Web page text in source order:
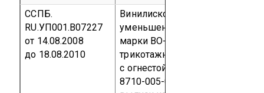
ССПБ.
RU.УП001.В07227
от 14.08.2008
до 18.08.2010
Винилискожа - Т обивочная
уменьшенной
марки ВО-ТР-УП (на основе
трикотажного полотна
с огнестойкой пропиткой) ТУ
8710-005-00300280-98